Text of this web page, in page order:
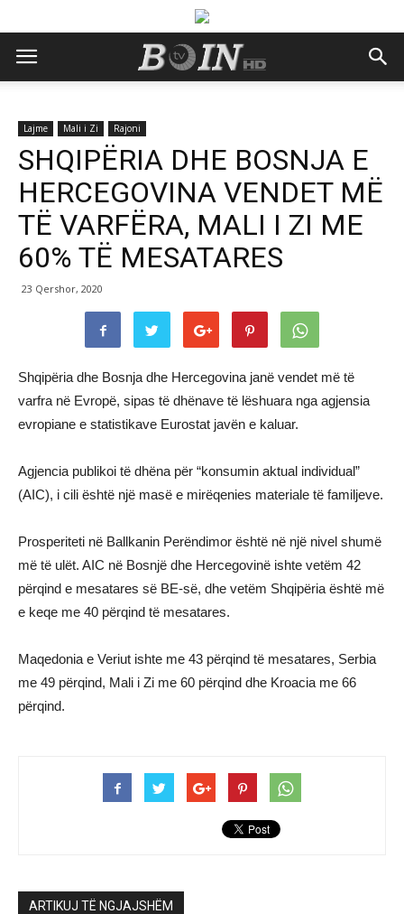
Lajme Mali i Zi Rajoni
SHQIPËRIA DHE BOSNJA E
HERCEGOVINA VENDET MË
TË VARFËRA, MALI I ZI ME
60% TË MESATARES
23 Qershor, 2020
Shqipëria dhe Bosnja dhe Hercegovina janë vendet më të
varfra në Evropë, sipas të dhënave të lëshuara nga agjensia
evropiane e statistikave Eurostat javën e kaluar.
Agjencia publikoi të dhëna për “konsumin aktual individual”
(AIC), i cili është një masë e mirëqenies materiale të familjeve.
Prosperiteti në Ballkanin Perëndimor është në një nivel shumë
më të ulët. AIC në Bosnjë dhe Hercegovinë ishte vetëm 42
përqind e mesatares së BE-së, dhe vetëm Shqipëria është më
e keqe me 40 përqind të mesatares.
Maqedonia e Veriut ishte me 43 përqind të mesatares, Serbia
me 49 përqind, Mali i Zi me 60 përqind dhe Kroacia me 66
përqind.
ARTIKUJ TË NGJAJSHËM